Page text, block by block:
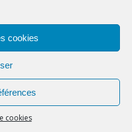
cookies
cookies
Comment être un